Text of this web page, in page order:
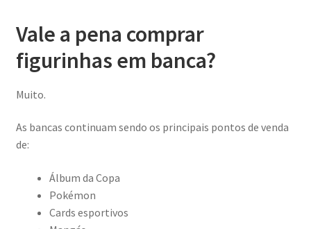
Vale a pena comprar
figurinhas em banca?
Muito.
As bancas continuam sendo os principais pontos de venda
de:
Álbum da Copa
Pokémon
Cards esportivos